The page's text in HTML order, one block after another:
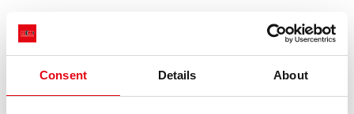
Consent Details About